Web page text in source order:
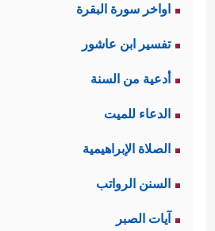
اواخر سورة البقرة
تفسير ابن عاشور
أدعية من السنة
الدعاء للميت
الصلاة الإبراهيمية
السنن الرواتب
آيات الصبر